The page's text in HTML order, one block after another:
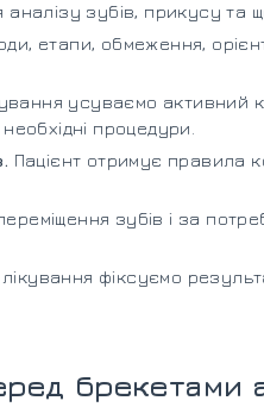
аналізу зубів, прикусу та
етапи, обмеження,
усуваємо активний
процедури.
Пацієнт отримує правила
зубів і за
фіксуємо
брекетами